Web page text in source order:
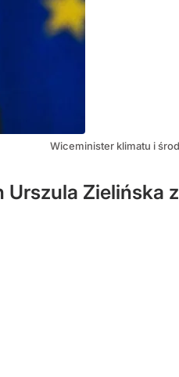
Wiceminister klimatu i
Zielińska